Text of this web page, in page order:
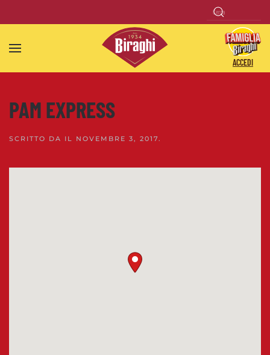
Skip to main content
ACCEDI
PAM EXPRESS
SCRITTO DA IL NOVEMBRE 3, 2017.